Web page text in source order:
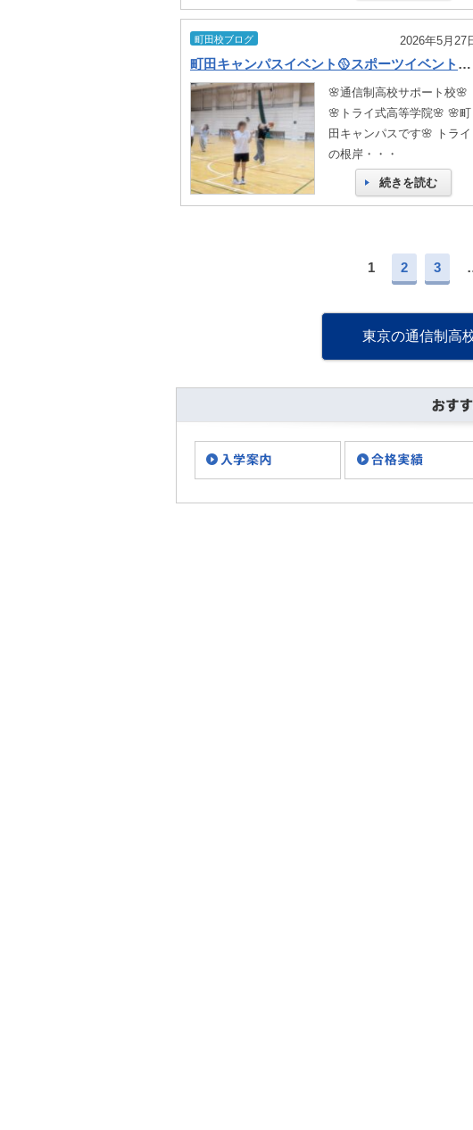
町田校ブログ 2026年5月27
町田キャンパスイベント🥎スポーツイベント🏸🏏⚾
🌸通信制高校サポート校🌸
🌸トライ式高等学院🌸 🌸町
田キャンパスです🌸 トライ
の根岸・・・
続きを読む
1 2 3
東京の通信制高